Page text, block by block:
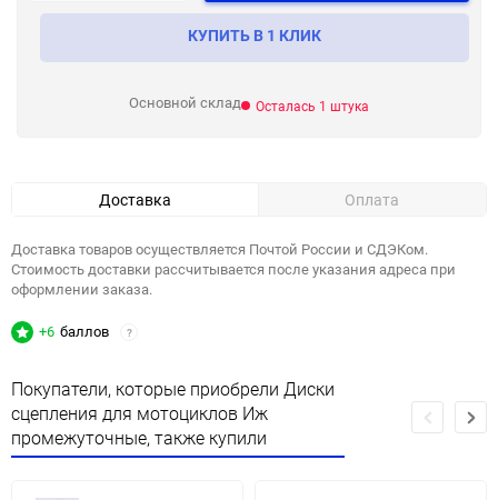
КУПИТЬ В 1 КЛИК
Основной склад Осталась 1 штука
Доставка Оплата
Доставка товаров осуществляется Почтой России и СДЭКом.
Стоимость доставки рассчитывается после указания адреса при
оформлении заказа.
+6 баллов ?
Покупатели, которые приобрели Диски
сцепления для мотоциклов Иж
промежуточные, также купили